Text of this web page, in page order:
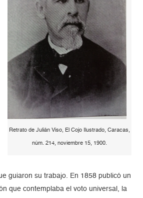
Retrato de Julián Viso, El Cojo Ilustrado, Caracas,
núm. 214, noviembre 15, 1900.
guiaron su trabajo. En 1858 publicó un
que contemplaba el voto universal, la